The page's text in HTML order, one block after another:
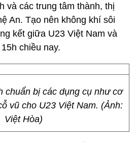
và các trung tâm thành, thị
An. Tạo nên không khí sôi
kết giữa U23 Việt Nam và
chiều nay.
chuẩn bị các dụng cụ như cơ
vũ cho U23 Việt Nam. (Ảnh:
Việt Hòa)